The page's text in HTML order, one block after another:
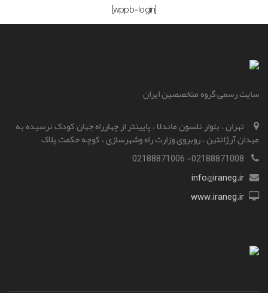
[wppb-login]
سایت رسمی گروه متخصصین ایران
تهران ، بلوار نلسون ماندلا ، پایینتر از چهارراه جهان کودک نرسیده به
میدان آرژانتین ، روبروی وزارت راه و‌شهرسازی ، کوچه حکمت پلاک
info@iraneg.ir
www.iraneg.ir